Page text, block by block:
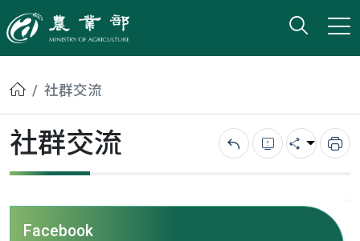
農業部
打開
小版
首頁社群交流
社群交流 回上一頁錯誤回報
分享 列
Facebook